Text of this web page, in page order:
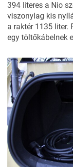
394 literes a Nio
viszonylag kis
a raktér 1135 liter.
egy töltőkábelnek